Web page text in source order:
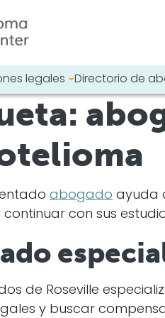
principal
legales Directorio de
Busque en
abogado ayuda
con sus
de Roseville
y buscar